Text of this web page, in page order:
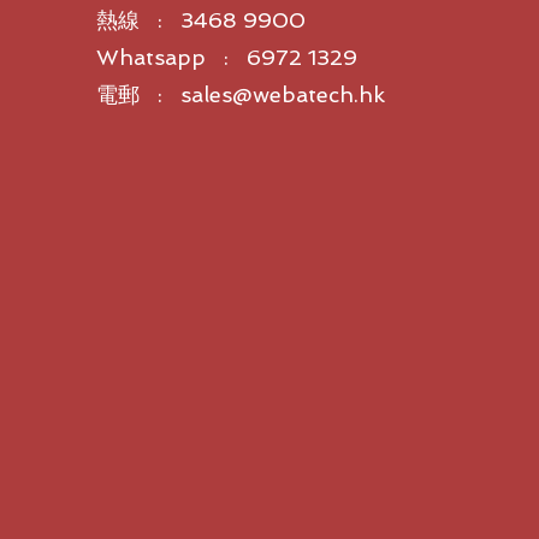
熱線 : 3468 9900
Whatsapp : 6972 1329
電郵 : sales@webatech.hk